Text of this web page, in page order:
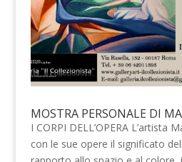
MOSTRA PERSONALE DI
I CORPI DELL’OPERA L’artista
con le sue opere il significato